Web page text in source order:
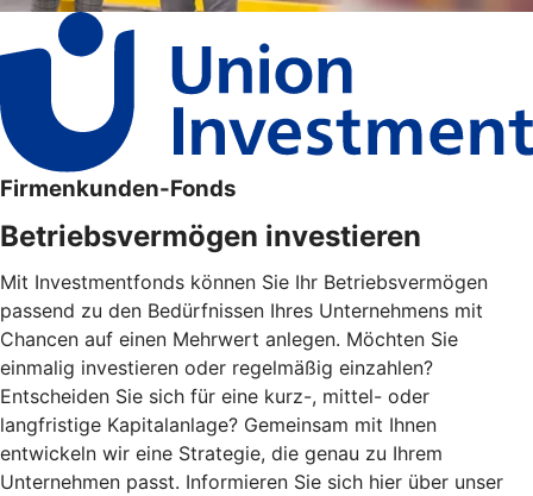
Firmenkunden-Fonds
Betriebsvermögen investieren
Mit Investmentfonds können Sie Ihr Betriebsvermögen
passend zu den Bedürfnissen Ihres Unternehmens mit
Chancen auf einen Mehrwert anlegen. Möchten Sie
einmalig investieren oder regelmäßig einzahlen?
Entscheiden Sie sich für eine kurz-, mittel- oder
langfristige Kapitalanlage? Gemeinsam mit Ihnen
entwickeln wir eine Strategie, die genau zu Ihrem
Unternehmen passt. Informieren Sie sich hier über unser